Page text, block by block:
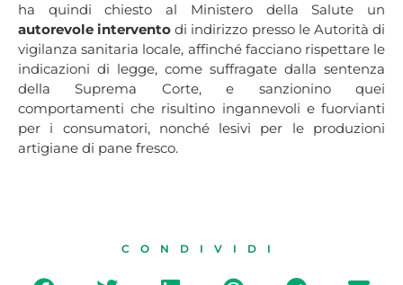
ha quindi chiesto al Ministero della Salute un
autorevole intervento di indirizzo presso le Autorità di
vigilanza sanitaria locale, affinché facciano rispettare le
indicazioni di legge, come suffragate dalla sentenza
della Suprema Corte, e sanzionino quei
comportamenti che risultino ingannevoli e fuorvianti
per i consumatori, nonché lesivi per le produzioni
artigiane di pane fresco.
CONDIVIDI